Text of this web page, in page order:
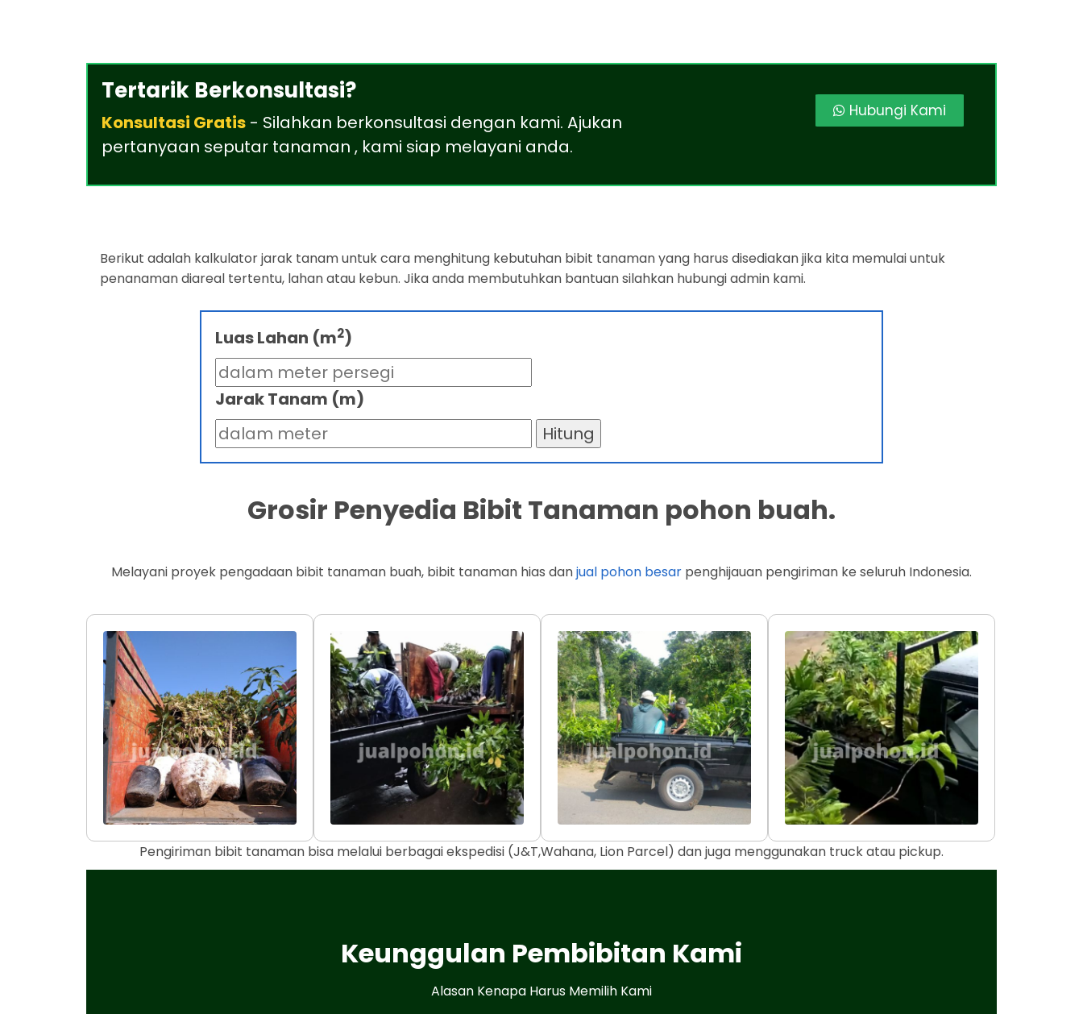
Tertarik Berkonsultasi?
Konsultasi Gratis - Silahkan berkonsultasi dengan kami. Ajukan
pertanyaan seputar tanaman , kami siap melayani anda.
Hubungi Kami
Berikut adalah kalkulator jarak tanam untuk cara menghitung kebutuhan bibit tanaman yang harus disediakan jika kita memulai untuk
penanaman diareal tertentu, lahan atau kebun. Jika anda membutuhkan bantuan silahkan hubungi admin kami.
Luas Lahan (m2)
Jarak Tanam (m)
Hitung
Grosir Penyedia Bibit Tanaman pohon buah.
Melayani proyek pengadaan bibit tanaman buah, bibit tanaman hias danjual pohon besar penghijauan pengiriman ke seluruh Indonesia.
Pengiriman bibit tanaman bisa melalui berbagai ekspedisi (J&T,Wahana, Lion Parcel) dan juga menggunakan truck atau pickup.
Keunggulan Pembibitan Kami
Alasan Kenapa Harus Memilih Kami